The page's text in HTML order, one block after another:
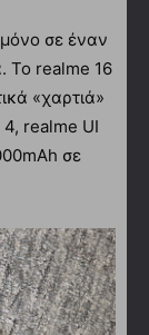
σε έναν
Το realme 16
«χαρτιά»
realme UI
σε